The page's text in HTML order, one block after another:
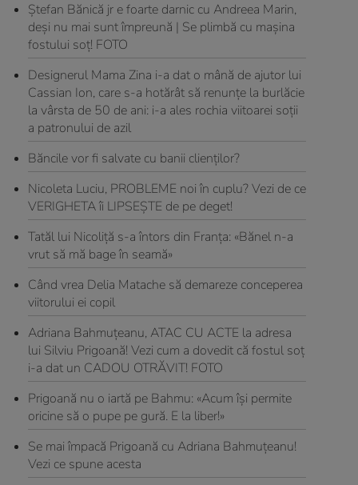
Ştefan Bănică jr e foarte darnic cu Andreea Marin,
deşi nu mai sunt împreună | Se plimbă cu maşina
fostului soț! FOTO
Designerul Mama Zina i-a dat o mână de ajutor lui
Cassian Ion, care s-a hotărât să renunţe la burlăcie
la vârsta de 50 de ani: i-a ales rochia viitoarei soții
a patronului de azil
Băncile vor fi salvate cu banii clienţilor?
Nicoleta Luciu, PROBLEME noi în cuplu? Vezi de ce
VERIGHETA îi LIPSEŞTE de pe deget!
Tatăl lui Nicoliță s-a întors din Franța: «Bănel n-a
vrut să mă bage în seamă»
Când vrea Delia Matache să demareze conceperea
viitorului ei copil
Adriana Bahmuţeanu, ATAC CU ACTE la adresa
lui Silviu Prigoană! Vezi cum a dovedit că fostul soţ
i-a dat un CADOU OTRĂVIT! FOTO
Prigoană nu o iartă pe Bahmu: «Acum își permite
oricine să o pupe pe gură. E la liber!»
Se mai împacă Prigoană cu Adriana Bahmuțeanu!
Vezi ce spune acesta